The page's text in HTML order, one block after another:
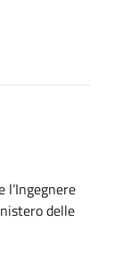
delle